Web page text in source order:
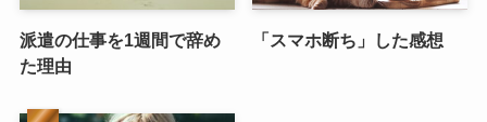
派遣の仕事を1週間で辞め
た理由
「スマホ断ち」した感想